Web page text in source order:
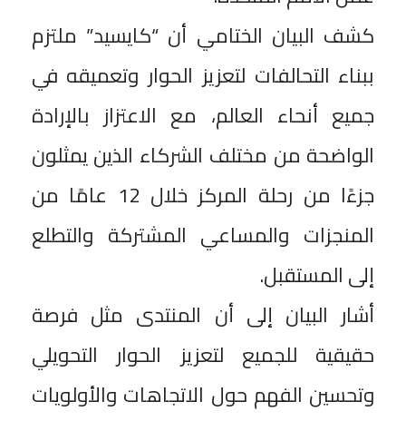
كشف البيان الختامي أن “كايسيد” ملتزم
ببناء التحالفات لتعزيز الحوار وتعميقه في
جميع أنحاء العالم، مع الاعتزاز بالإرادة
الواضحة من مختلف الشركاء الذين يمثلون
جزءًا من رحلة المركز خلال 12 عامًا من
المنجزات والمساعي المشتركة والتطلع
إلى المستقبل.
أشار البيان إلى أن المنتدى مثل فرصة
حقيقية للجميع لتعزيز الحوار التحويلي
وتحسين الفهم حول الاتجاهات والأولويات